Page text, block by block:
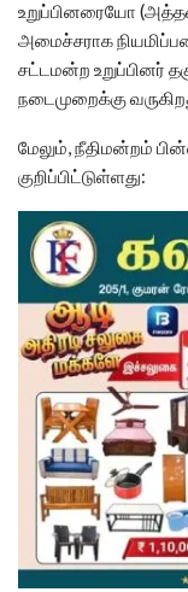
உறுப்பினரையோ
அமைச்சராக
சட்டமன்ற உறுப்பினர்
நடைமுறைக்கு
மேலும், நீதிமன்றம்
குறிப்பிட்டுள்ளது: